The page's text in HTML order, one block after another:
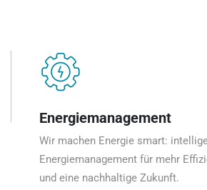
Energiemanagement
Wir machen Energie smart:
Energiemanagement für mehr
und eine nachhaltige Zukunft.